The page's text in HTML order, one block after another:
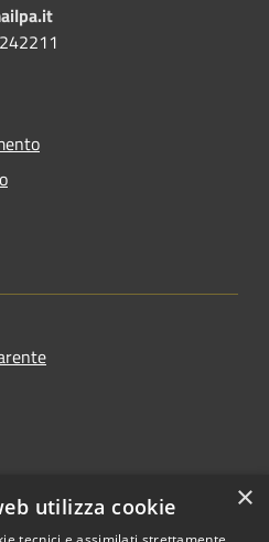
×
utilizza cookie